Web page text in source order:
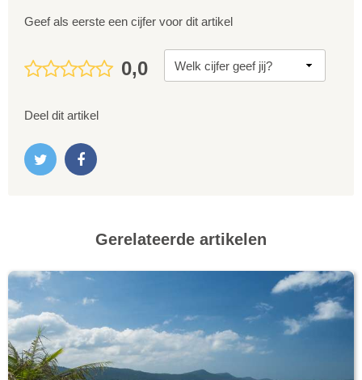
Geef als eerste een cijfer voor dit artikel
0,0
Deel dit artikel
Gerelateerde artikelen